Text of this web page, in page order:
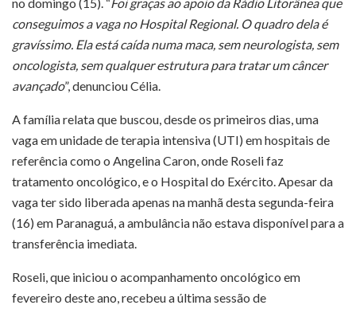
conseguimos a vaga no Hospital Regional. O quadro dela é
gravíssimo. Ela está caída numa maca, sem neurologista, sem
oncologista, sem qualquer estrutura para tratar um câncer
avançado”, denunciou Célia.
A família relata que buscou, desde os primeiros dias, uma
vaga em unidade de terapia intensiva (UTI) em hospitais de
referência como o Angelina Caron, onde Roseli faz
tratamento oncológico, e o Hospital do Exército. Apesar da
vaga ter sido liberada apenas na manhã desta segunda-feira
(16) em Paranaguá, a ambulância não estava disponível para a
transferência imediata.
Roseli, que iniciou o acompanhamento oncológico em
fevereiro deste ano, recebeu a última sessão de